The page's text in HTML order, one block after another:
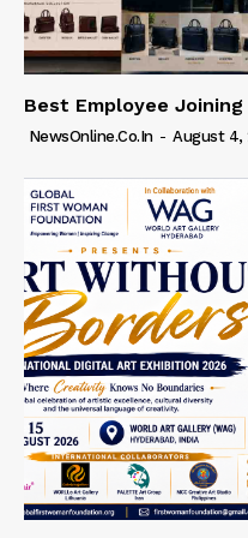
Best Employee
NewsOnline.co.in - August 4,